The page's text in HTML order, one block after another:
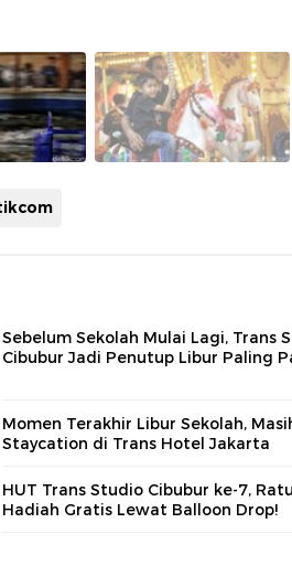
Sebelum Sekolah Mulai Lagi, Trans
Cibubur Jadi Penutup Libur Paling
Momen Terakhir Libur Sekolah,
Staycation di Trans Hotel Jakarta
HUT Trans Studio Cibubur ke-7,
Hadiah Gratis Lewat Balloon Drop!